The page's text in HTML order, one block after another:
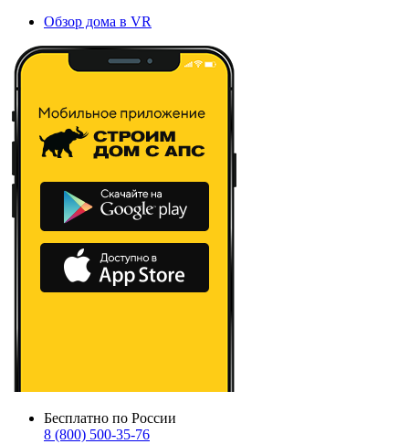
Обзор дома в VR
Бесплатно по России
8 (800) 500-35-76